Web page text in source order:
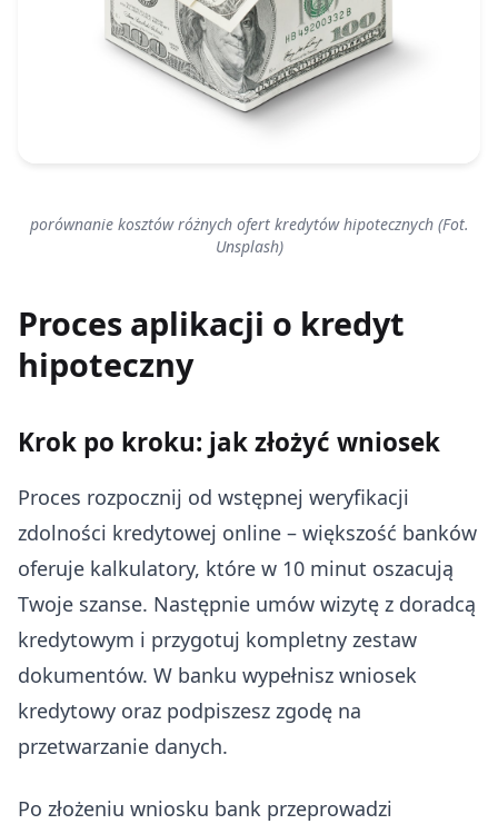
porównanie kosztów różnych ofert kredytów hipotecznych (Fot.
Unsplash)
Proces aplikacji o kredyt
hipoteczny
Krok po kroku: jak złożyć wniosek
Proces rozpocznij od wstępnej weryfikacji
zdolności kredytowej online – większość banków
oferuje kalkulatory, które w 10 minut oszacują
Twoje szanse. Następnie umów wizytę z doradcą
kredytowym i przygotuj kompletny zestaw
dokumentów. W banku wypełnisz wniosek
kredytowy oraz podpiszesz zgodę na
przetwarzanie danych.
Po złożeniu wniosku bank przeprowadzi